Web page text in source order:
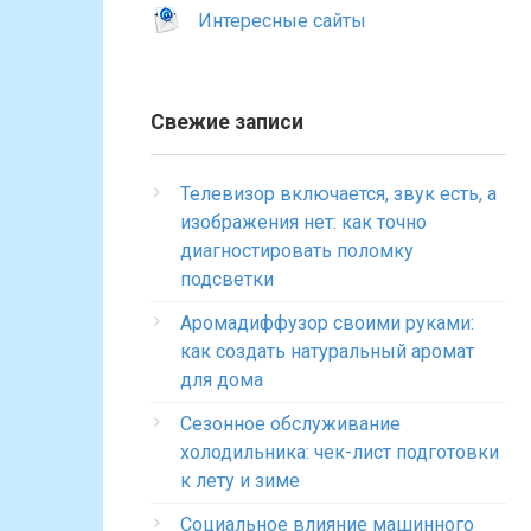
Интересные сайты
Свежие записи
Телевизор включается, звук есть, а
изображения нет: как точно
диагностировать поломку
подсветки
Аромадиффузор своими руками:
как создать натуральный аромат
для дома
Сезонное обслуживание
холодильника: чек-лист подготовки
к лету и зиме
Социальное влияние машинного